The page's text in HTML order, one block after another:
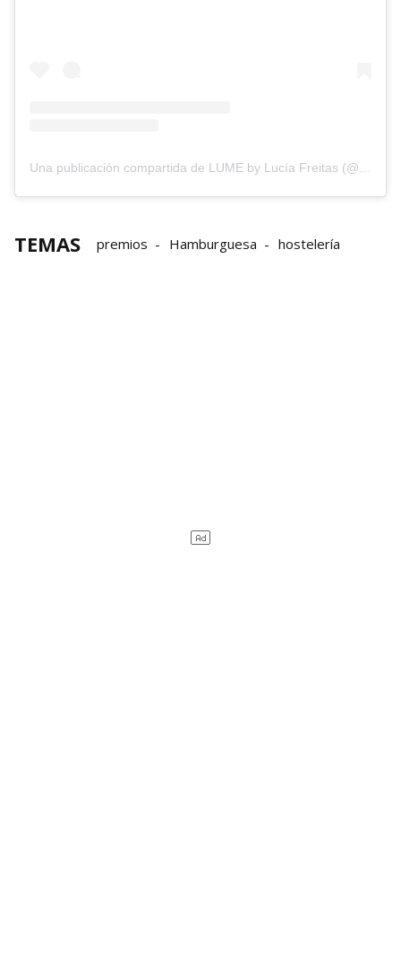
Una publicación compartida de LUME by Lucía Freitas (@lumerestaurante)
TEMAS premios Hamburguesa hostelería